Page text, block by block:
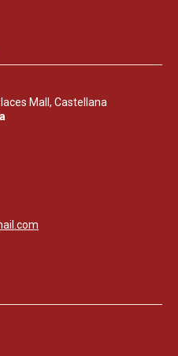
Mall, Castellana